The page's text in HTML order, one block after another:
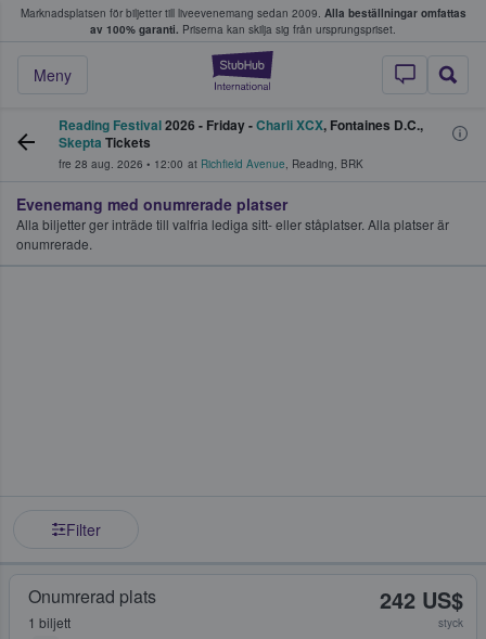
Marknadsplatsen för biljetter till liveevenemang sedan 2009. Alla beställningar omfattas
av 100% garanti. Priserna kan skilja sig från ursprungspriset.
StubHub – där
Meny
köper och säljer biljetter.
Reading Festival2026 - Friday -Charli XCX, Fontaines D.C.,
Skepta Tickets
fre 28 aug. 2026 • 12:00 at Richfield Avenue, Reading, BRK
Evenemang med onumrerade platser
Alla biljetter ger inträde till valfria lediga sitt- eller ståplatser. Alla platser är
onumrerade.
Filter
Onumrerad plats
1 biljett
242 US$
styck